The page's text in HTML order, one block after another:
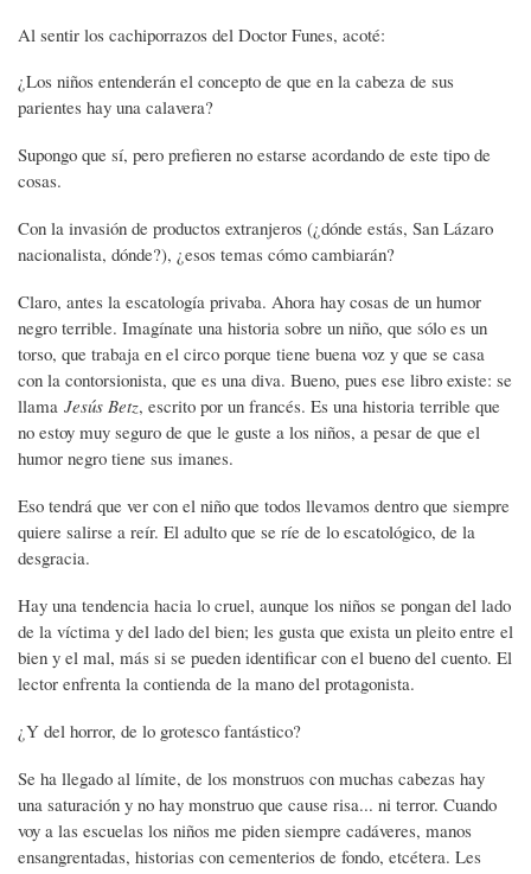
Al sentir los cachiporrazos del Doctor Funes, acoté:
¿Los niños entenderán el concepto de que en la cabeza de sus
parientes hay una calavera?
Supongo que sí, pero prefieren no estarse acordando de este tipo de
cosas.
Con la invasión de productos extranjeros (¿dónde estás, San Lázaro
nacionalista, dónde?), ¿esos temas cómo cambiarán?
Claro, antes la escatología privaba. Ahora hay cosas de un humor
negro terrible. Imagínate una historia sobre un niño, que sólo es un
torso, que trabaja en el circo porque tiene buena voz y que se casa
con la contorsionista, que es una diva. Bueno, pues ese libro existe: se
llama Jesús Betz, escrito por un francés. Es una historia terrible que
no estoy muy seguro de que le guste a los niños, a pesar de que el
humor negro tiene sus imanes.
Eso tendrá que ver con el niño que todos llevamos dentro que siempre
quiere salirse a reír. El adulto que se ríe de lo escatológico, de la
desgracia.
Hay una tendencia hacia lo cruel, aunque los niños se pongan del lado
de la víctima y del lado del bien; les gusta que exista un pleito entre el
bien y el mal, más si se pueden identificar con el bueno del cuento. El
lector enfrenta la contienda de la mano del protagonista.
¿Y del horror, de lo grotesco fantástico?
Se ha llegado al límite, de los monstruos con muchas cabezas hay
una saturación y no hay monstruo que cause risa... ni terror. Cuando
voy a las escuelas los niños me piden siempre cadáveres, manos
ensangrentadas, historias con cementerios de fondo, etcétera. Les